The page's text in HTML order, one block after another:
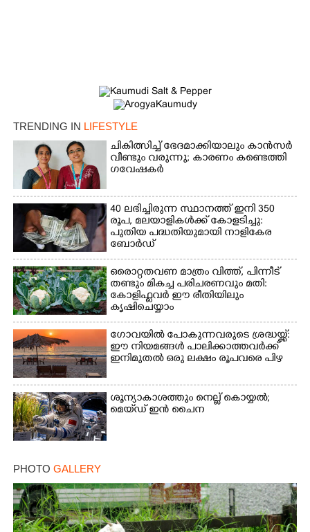
TRENDING IN LIFESTYLE
ചികിത്സിച്ച് ഭേദമാക്കിയാലും കാൻസർ
വീണ്ടും വരുന്നു; കാരണം കണ്ടെത്തി
ഗവേഷകർ
40 ലഭിച്ചിരുന്ന സ്ഥാനത്ത് ഇനി 350
രൂപ, മലയാളികൾക്ക് കോളടിച്ചു:
പുതിയ പദ്ധതിയുമായി നാളികേര
ബോർഡ്
ഒരൊറ്റതവണ മാത്രം വിത്ത്, പിന്നീട്
തണ്ടും മികച്ച പരിചരണവും മതി:
കോളിഫ്ലവർ ഈ രീതിയിലും
കൃഷിചെയ്യാം
ഗോവയിൽ പോകുന്നവരുടെ ശ്രദ്ധയ്ക്ക്:
ഈ നിയമങ്ങൾ പാലിക്കാത്തവർക്ക്
ഇനിമുതൽ ഒരു ലക്ഷം രൂപവരെ പിഴ
ശൂന്യാകാശത്തും നെല്ല് കൊയ്യൽ;
മെയ്‌ഡ് ഇൻ ചൈന
PHOTO GALLERY